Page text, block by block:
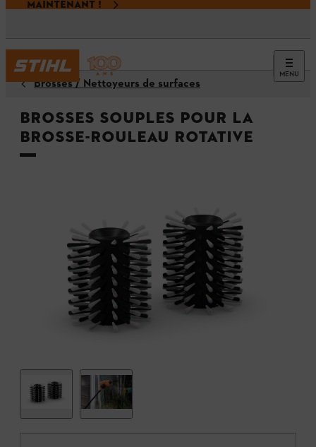
MAINTENANT !
MENU
Brosses / Nettoyeurs de surfaces
Brosses souples pour la
brosse-rouleau rotative